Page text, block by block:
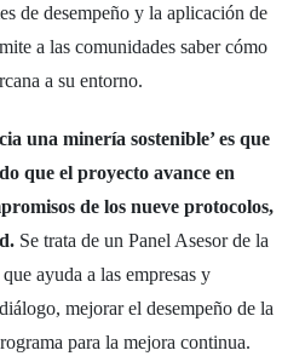
de desempeño y la aplicación de
a las comunidades saber cómo
a su entorno.
una minería sostenible’ es que
que el proyecto avance en
de los nueve protocolos,
Se trata de un Panel Asesor de la
ayuda a las empresas y
mejorar el desempeño de la
para la mejora continua.